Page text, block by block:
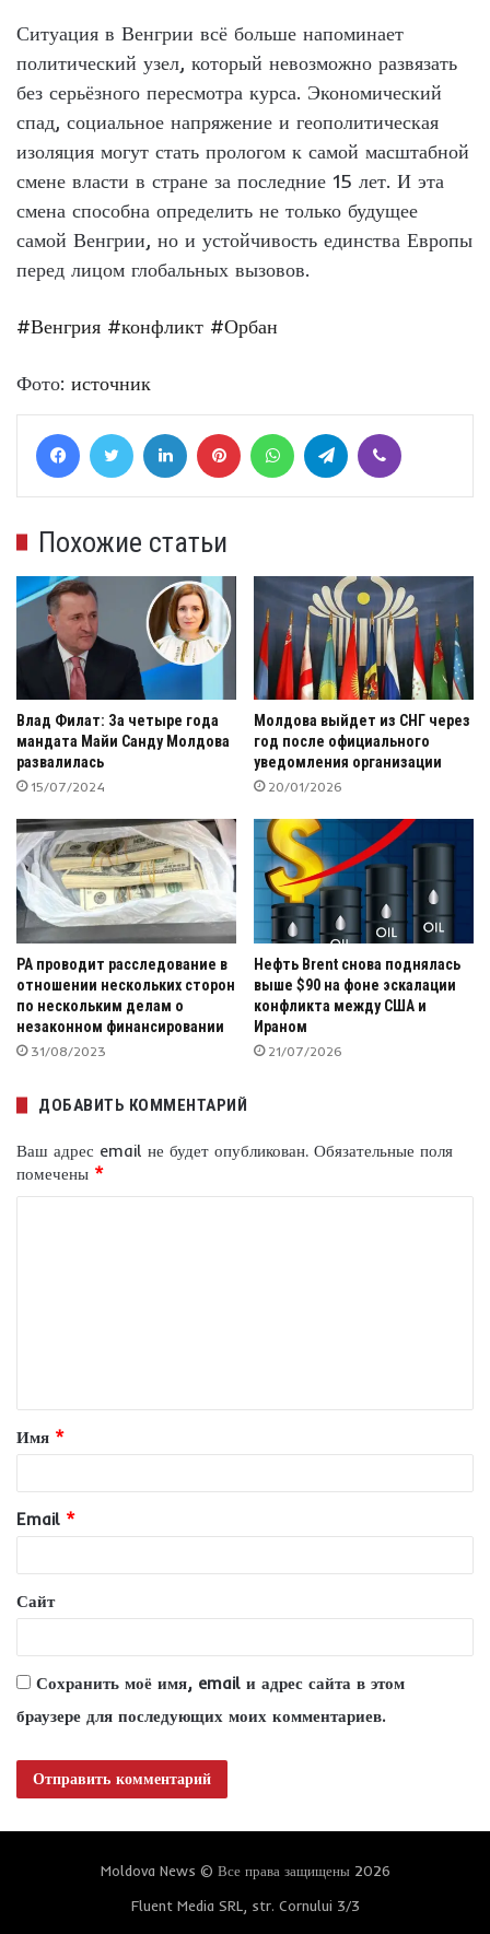
Ситуация в Венгрии всё больше напоминает
политический узел, который невозможно развязать
без серьёзного пересмотра курса. Экономический
спад, социальное напряжение и геополитическая
изоляция могут стать прологом к самой масштабной
смене власти в стране за последние 15 лет. И эта
смена способна определить не только будущее
самой Венгрии, но и устойчивость единства Европы
перед лицом глобальных вызовов.
#Венгрия #конфликт #Орбан
Фото: источник
FacebookTwitter LinkedIn Pinterest WhatsAppTelegram
Похожие статьи
Влад Филат: За четыре года
мандата Майи Санду Молдова
развалилась
15/07/2024
Молдова выйдет из СНГ через
год после официального
уведомления организации
20/01/2026
PA проводит расследование в
отношении нескольких сторон
по нескольким делам о
незаконном финансировании
31/08/2023
Нефть Brent снова поднялась
выше $90 на фоне эскалации
конфликта между США и
Ираном
21/07/2026
ДОБАВИТЬ КОММЕНТАРИЙ
Ваш адрес email не будет опубликован. Обязательные поля
помечены *
т
а
й
*
Имя *
Email *
Сайт
Сохранить моё имя, email и адрес сайта в этом
браузере для последующих моих комментариев.
Moldova News © Все права защищены 2026
Fluent Media SRL, str. Cornului 3/3